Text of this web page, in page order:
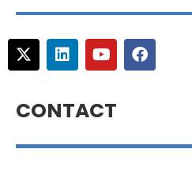
CONTACT